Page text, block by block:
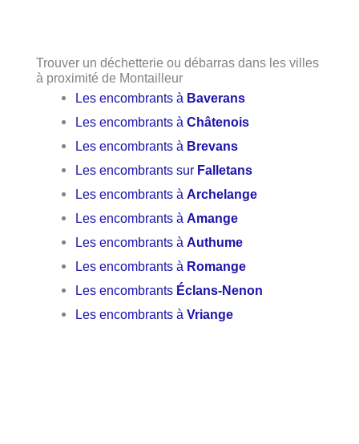
Trouver un déchetterie ou débarras dans les villes
à proximité de Montailleur
Les encombrants à Baverans
Les encombrants àChâtenois
Les encombrants à Brevans
Les encombrants sur Falletans
Les encombrants àArchelange
Les encombrants àAmange
Les encombrants àAuthume
Les encombrants à Romange
Les encombrants Éclans-Nenon
Les encombrants àVriange